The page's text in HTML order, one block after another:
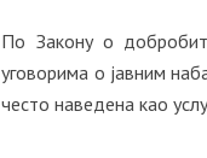
По Закону о
уговорима о јавним
често наведена као